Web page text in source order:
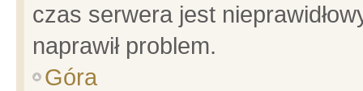
czas serwera jest
naprawił problem.
Góra